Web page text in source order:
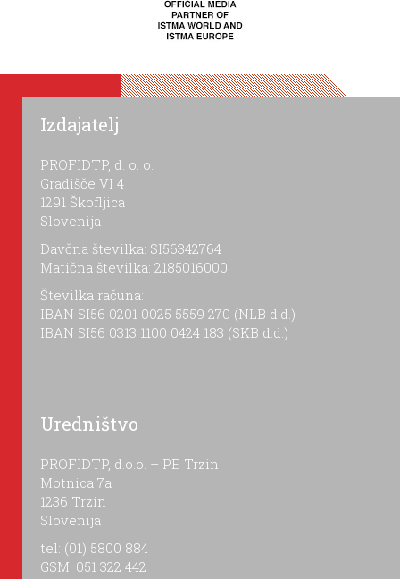
Izdajatelj
PROFIDTP, d. o. o.
Gradišče VI 4
1291 Škofljica
Slovenija
Davčna številka: SI56342764
Matična številka: 2185016000
Številka računa:
IBAN SI56 0201 0025 5559 270 (NLB d.d.)
IBAN SI56 0313 1100 0424 183 (SKB d.d.)
Uredništvo
PROFIDTP, d.o.o. – PE Trzin
Motnica 7a
1236 Trzin
Slovenija
tel: (01) 5800 884
GSM: 051 322 442